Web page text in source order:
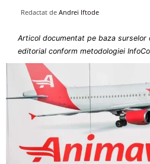
Redactat de Andrei Iftode
Articol documentat pe baza
editorial conform metodologiei